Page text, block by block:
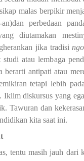
malas berpikir
)dan perbedaan
diutamakan
jika tradisi
atau lembaga
berarti antipati atau
tetapi lebih
diskursus yang
Tawuran dan
kita saat ini.
tentu masih jauh dari